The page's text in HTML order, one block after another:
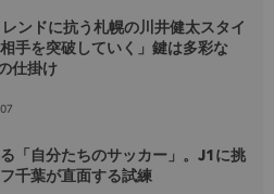
ンドに抗う札幌の川井健太スタイ
手を突破していく」鍵は多彩な
仕掛け
「自分たちのサッカー」。J1に挑
千葉が直面する試練